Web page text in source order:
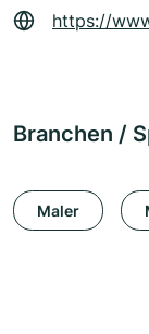
https://
Branchen /
Maler